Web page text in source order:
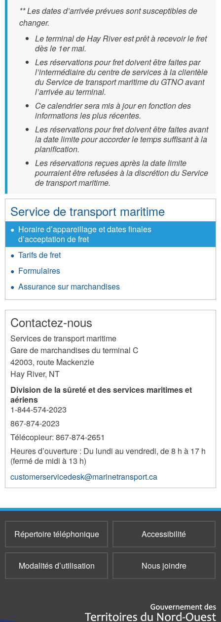
** Les dates d’arrivée prévues sont susceptibles de
changer.
Le terminal de Hay River est prêt à recevoir le fret
dès le 1er mai.
Les réservations pour fret doivent être faites par
l’intermédiaire du centre de services à la clientèle
du Service de transport maritime du GTNO avant
l’arrivée au terminal.
Ce calendrier sera mis à jour en fonction des
informations les plus récentes.
Les réservations pour fret doivent être faites avant
la date limite pour accorder le temps suffisant à la
planification.
Les réservations reçues après la date limite
pourraient être refusées à la discrétion du Service
de transport maritime.
Service de transport maritime
Horaire d’appareillage et dates finales
d’acceptation de fret
Tarifs de fret
Formulaires
Assurance sur marchandises
Contactez-nous
Services de transport maritime
Gare de marchandises du terminal C
42003, route Mackenzie
Hay River, NT
Division de la sûreté et des services maritimes et
aériens
1-844-574-2023
867-874-2023
Télécopieur: 867-874-2651
Heures d’ouverture : Du lundi au vendredi, de 8 h à 17 h
(fermé de midi à 13 h)
customerservicedesk@marinetransport.ca
Répertoire téléphonique Accessibilité
Modalités d’utilisation Nous joindre